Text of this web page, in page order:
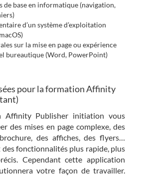
de base en informatique (navigation,
d’un système d’exploitation
sur la mise en page ou expérience
bureautique (Word, PowerPoint)
pour la formation Affinity
Affinity Publisher initiation vous
des mises en page complexe, des
des affiches, des flyers…
des fonctionnalités plus rapide, plus
Cependant cette application
votre façon de travailler.